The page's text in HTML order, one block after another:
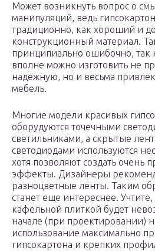
Может возникнуть вопрос о
манипуляций, ведь
традиционно, как хороший и
конструкционный материал.
принципиально ошибочно, так
вполне можно изготовить не
надежную, но и весьма
мебель.
Многие модели красивых
оборудуются точечными
светильниками, а скрытые
светодиодами используются
хотя позволяют создать очень
эффекты. Дизайнеры
разноцветные ленты. Таким
станет еще интереснее. Учтите,
кафельной плиткой будет
начале (при проектировании)
использование максимально
гипсокартона и крепких